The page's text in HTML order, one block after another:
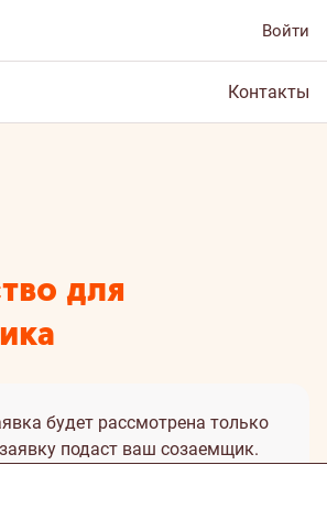
Войти
Контакты
для
будет рассмотрена только
подаст ваш созаемщик.